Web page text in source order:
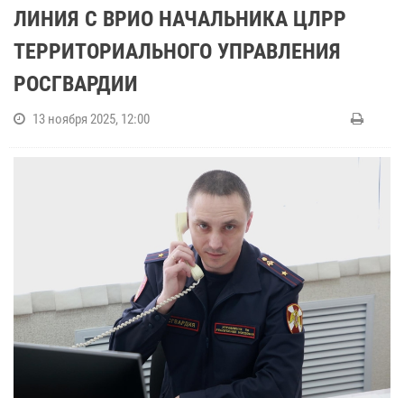
ЛИНИЯ С ВРИО НАЧАЛЬНИКА ЦЛРР
ТЕРРИТОРИАЛЬНОГО УПРАВЛЕНИЯ
РОСГВАРДИИ
13 ноября 2025, 12:00